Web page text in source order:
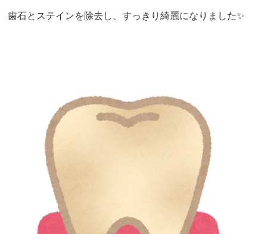
歯石とステインを除去し、すっきり綺麗になりました✨